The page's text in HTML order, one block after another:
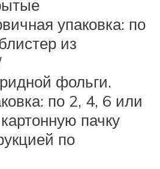
упаковка: по
из
фольги.
по 2, 4, 6 или
пачку
по